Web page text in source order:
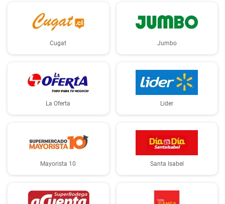
Cugat Jumbo
La Oferta Lider
Mayorista 10 Santa Isabel